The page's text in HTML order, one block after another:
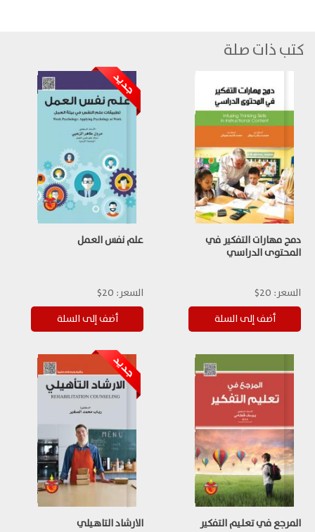
كتب ذات صلة
دمج مهارات التفكير في
المحتوى الدراسي
السعر: 20$
علم نفس العمل
السعر: 20$
المرجع في تعليم التفكير الارشاد التاهيلي